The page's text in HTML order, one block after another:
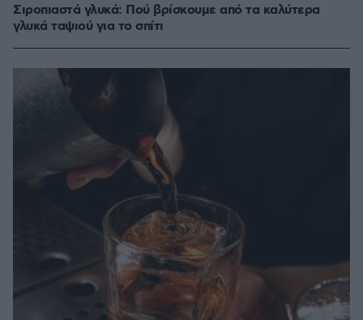
Σιροπιαστά γλυκά: Πού βρίσκουμε από τα καλύτερα
γλυκά ταψιού για το σπίτι